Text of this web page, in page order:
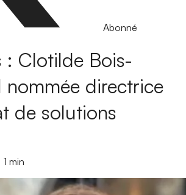
Abonné
: Clotilde Bois-
nommée directrice
de solutions
1 min